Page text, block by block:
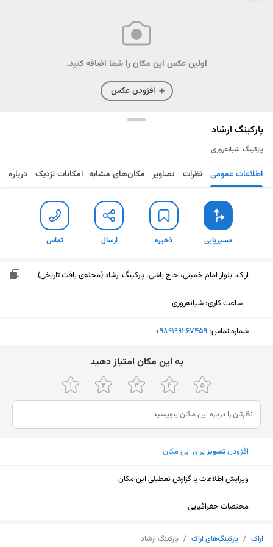
اولین عکس این مکان را شما اضافه کنید.
افزودن عکس
پارکینگ ارشاد
پارکینگ شبانه‌روزی
مسیریابی ذخیره ارسال تماس اطلاعات عمومی نظرات تصاویر مکان‌های مشابه امکانات نزدیک درباره
مسیریابی ذخیره ارسال تماس
اراک، بلوار امام خمینی، حاج باشی، پارکینگ ارشاد (محله‌ی بافت تاریخی)
ساعت کاری: شبانه‌روزی
شماره تماس: ‎+989199267459
ﺑﻪ اﯾﻦ ﻣﮑﺎن اﻣﺘﯿﺎز دﻫﯿﺪ
افزودنتصویربرای این مکان
ویرایش اطلاعات یا گزارش تعطیلی این مکان
مختصات جغرافیایی
اراک / پارکینگ‌های اراک / پارکینگ ارشاد